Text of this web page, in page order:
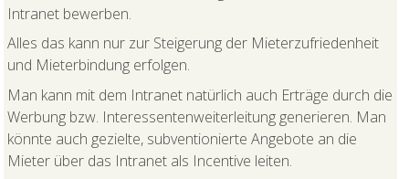
Intranet bewerben.
Alles das kann nur zur Steigerung der Mieterzufriedenheit
und Mieterbindung erfolgen.
Man kann mit dem Intranet natürlich auch Erträge durch die
Werbung bzw. Interessentenweiterleitung generieren. Man
könnte auch gezielte, subventionierte Angebote an die
Mieter über das Intranet als Incentive leiten.